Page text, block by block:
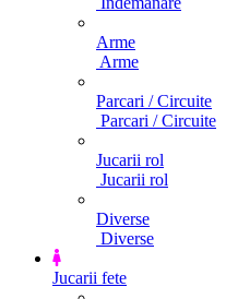
Arme
Arme
Parcari / Circuite
Parcari / Circuite
Jucarii rol
Jucarii rol
Diverse
Diverse
Jucarii fete